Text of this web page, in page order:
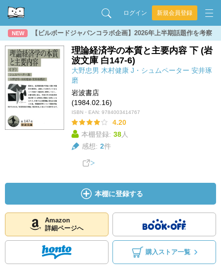
ログイン 新規会員登録
NEW 【ビルボードジャパンコラボ企画】2026年上半期話題作を考察
理論経済学の本質と主要内容 下 (岩
波文庫 白147-6)
大野忠男 木村健康 J・シュムペーター 安井琢
磨
岩波書店
(1984.02.16)
ISBN・EAN: 9784003414767
4.20
本棚登録: 38人
感想: 2件
本棚に登録する
Amazon
詳細ページへ
購入ストア一覧